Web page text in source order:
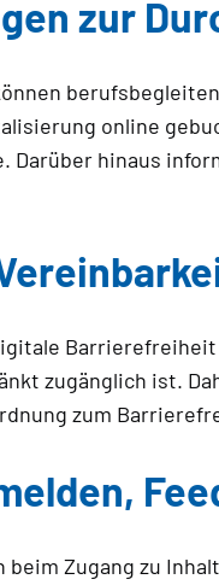
zur
online
Darüber hinaus
Barrierefreiheit
zugänglich ist.
zum
beim Zugang zu